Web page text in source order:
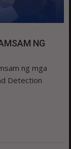
NG
ng mga
Detection